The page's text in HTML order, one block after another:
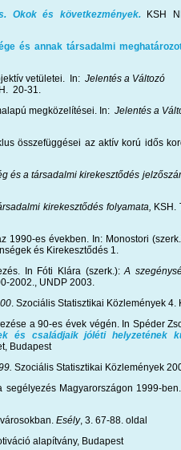
Okok és következmények.KSH
és annak társadalmi
vetületei. In: Jelentés a Változó
20-31.
megközelítései. In: Jelentés a
összefüggései az aktív korú idős
és a társadalmi kirekesztődés
kirekesztődés folyamata, KSH.
1990-es években. In: Monostori
és Kirekesztődés 1.
In Fóti Klára (szerk.):A
2002., UNDP 2003.
. Szociális Statisztikai Közlemények 4.
a 90-es évek végén. In Spéder
és családjaik jóléti helyzetének
Budapest
Szociális Statisztikai Közlemények
segélyezés Magyarországon 1999-
Esély, 3. 67-88. oldal
alapítvány, Budapest